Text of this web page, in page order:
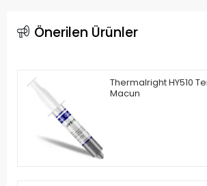
Önerilen Ürünler
Thermalright HY510
Macun